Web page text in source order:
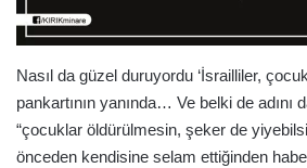
Nasıl da güzel duruyordu ‘İsrailliler,
pankartının yanında… Ve belki de adını
“çocuklar öldürülmesin, şeker de
önceden kendisine selam ettiğinden